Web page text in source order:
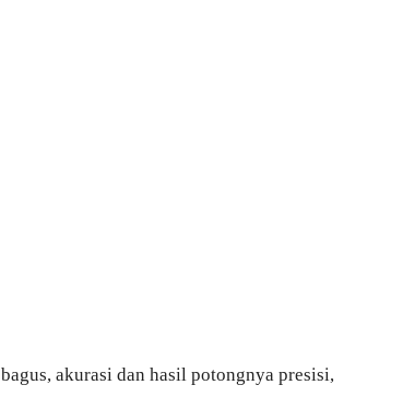
akurasi dan hasil potongnya presisi,